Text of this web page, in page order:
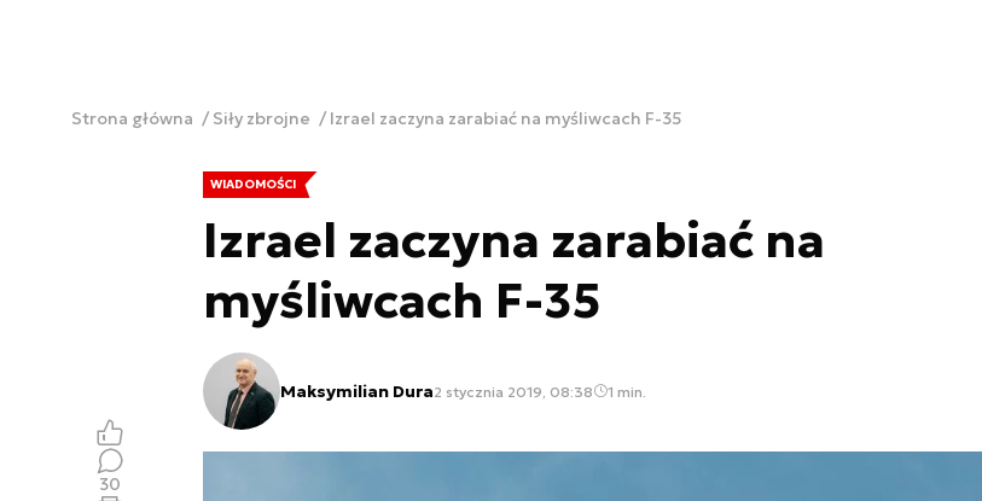
Strona główna Siły zbrojne Izrael zaczyna zarabiać na myśliwcach F-35
WIADOMOŚCI
Izrael zaczyna zarabiać na
myśliwcach F-35
Maksymilian Dura2 stycznia 2019, 08:38 1 min.
30